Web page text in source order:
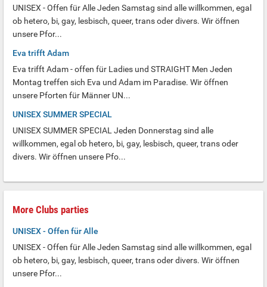
UNISEX - Offen für Alle Jeden Samstag sind alle willkommen, egal
ob hetero, bi, gay, lesbisch, queer, trans oder divers. Wir öffnen
unsere Pfor...
Eva trifft Adam
Eva trifft Adam - offen für Ladies und STRAIGHT Men Jeden
Montag treffen sich Eva und Adam im Paradise. Wir öffnen
unsere Pforten für Männer UN...
UNISEX SUMMER SPECIAL
UNISEX SUMMER SPECIAL Jeden Donnerstag sind alle
willkommen, egal ob hetero, bi, gay, lesbisch, queer, trans oder
divers. Wir öffnen unsere Pfo...
More Clubs parties
UNISEX - Offen für Alle
UNISEX - Offen für Alle Jeden Samstag sind alle willkommen, egal
ob hetero, bi, gay, lesbisch, queer, trans oder divers. Wir öffnen
unsere Pfor...